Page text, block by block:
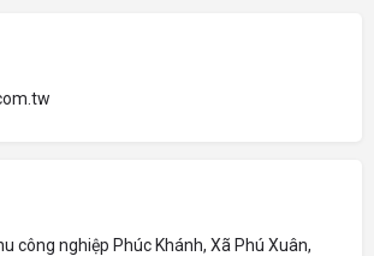
công nghiệp Phúc Khánh, Xã Phú Xuân,